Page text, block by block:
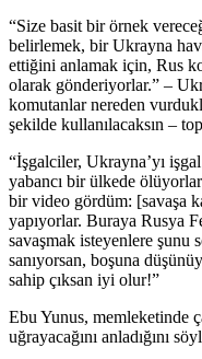
“Size basit bir örnek
belirlemek, bir Ukrayna
ettiğini anlamak için, Rus
olarak gönderiyorlar.” –
komutanlar nereden
şekilde kullanılacaksın –
“İşgalciler, Ukrayna’yı
yabancı bir ülkede
bir video gördüm: [savaşa
yapıyorlar. Buraya Rusya
savaşmak isteyenlere şunu
sanıyorsan, boşuna
sahip çıksan iyi olur!”
Ebu Yunus, memleketinde
uğrayacağını anladığını